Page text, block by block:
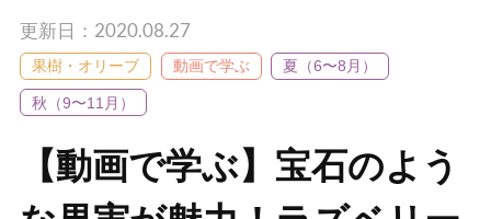
更新日：2020.08.27
果樹・オリーブ 動画で学ぶ 夏（6〜8月）
秋（9〜11月）
【動画で学ぶ】宝石のよう